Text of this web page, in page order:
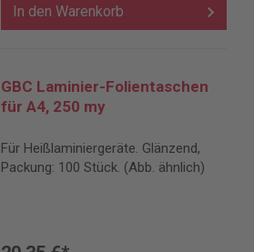
In den Warenkorb
GBC Laminier-Folientaschen
für A4, 250 my
Für Heißlaminiergeräte. Glänzend,
Packung: 100 Stück. (Abb. ähnlich)